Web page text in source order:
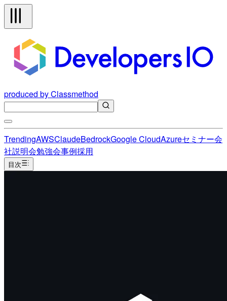
produced by Classmethod
TrendingAWSClaudeBedrockGoogle CloudAzureセミナー会
社説明会勉強会事例採用
目次